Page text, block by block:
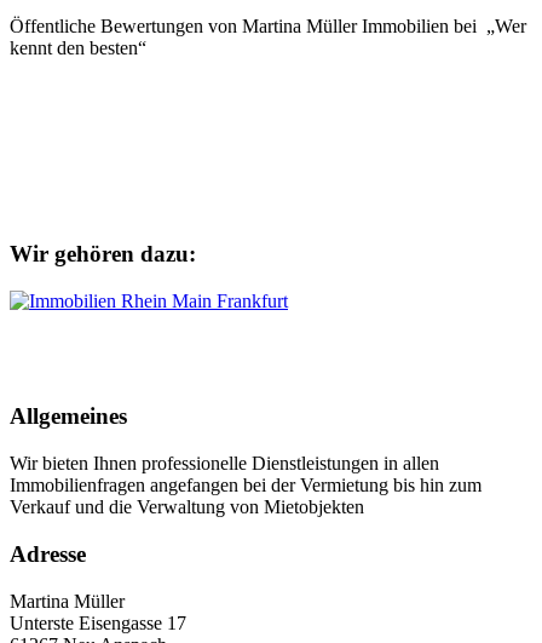
Öffentliche Bewertungen von Martina Müller Immobilien bei „Wer
kennt den besten“
Wir gehören dazu:
Allgemeines
Wir bieten Ihnen professionelle Dienstleistungen in allen
Immobilienfragen angefangen bei der Vermietung bis hin zum
Verkauf und die Verwaltung von Mietobjekten
Adresse
Martina Müller
Unterste Eisengasse 17